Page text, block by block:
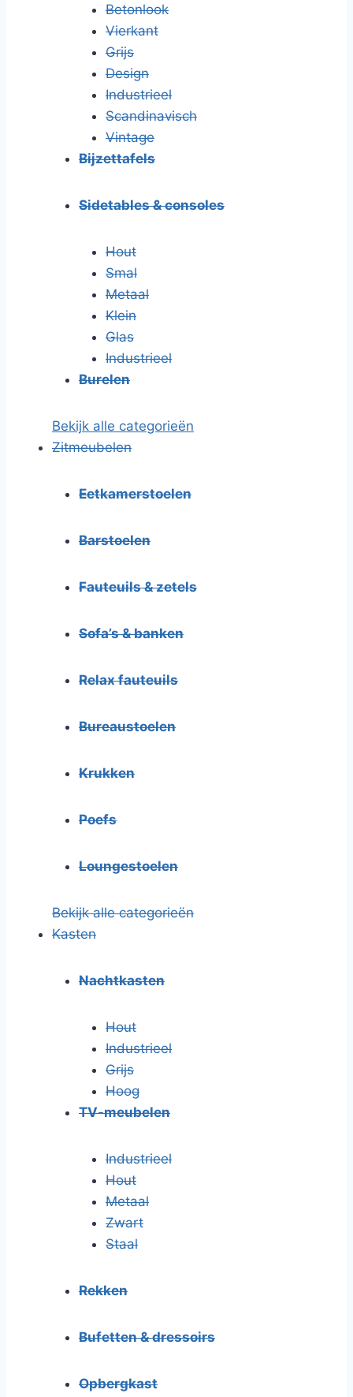
Betonlook
Vierkant
Grijs
Design
Industrieel
Scandinavisch
Vintage
Bijzettafels
Sidetables & consoles
Hout
Smal
Metaal
Klein
Glas
Industrieel
Burelen
Bekijk alle categorieën
Zitmeubelen
Eetkamerstoelen
Barstoelen
Fauteuils & zetels
Sofa’s & banken
Relax fauteuils
Bureaustoelen
Krukken
Poefs
Loungestoelen
Bekijk alle categorieën
Kasten
Nachtkasten
Hout
Industrieel
Grijs
Hoog
TV-meubelen
Industrieel
Hout
Metaal
Zwart
Staal
Rekken
Bufetten & dressoirs
Opbergkast